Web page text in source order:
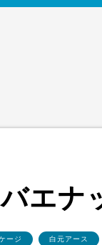
デザイン・グラ
エナ
ージ 白元アース